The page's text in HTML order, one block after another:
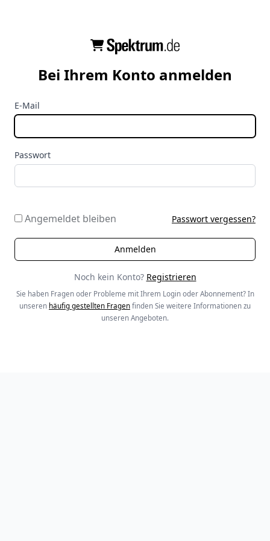
Bei Ihrem Konto anmelden
E-Mail
Passwort
Angemeldet bleiben Passwort vergessen?
Noch kein Konto? Registrieren
Sie haben Fragen oder Probleme mit Ihrem Login oder Abonnement? In
unseren häufig gestellten Fragen finden Sie weitere Informationen zu
unseren Angeboten.